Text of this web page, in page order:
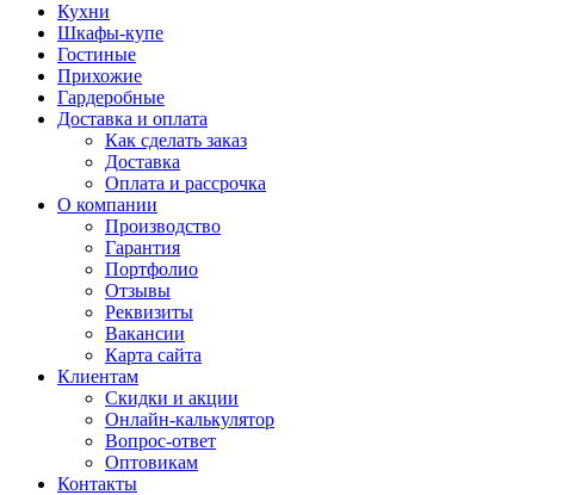
Кухни
Шкафы-купе
Гостиные
Прихожие
Гардеробные
Доставка и оплата
Как сделать заказ
Доставка
Оплата и рассрочка
О компании
Производство
Гарантия
Портфолио
Отзывы
Реквизиты
Вакансии
Карта сайта
Клиентам
Скидки и акции
Онлайн-калькулятор
Вопрос-ответ
Оптовикам
Контакты